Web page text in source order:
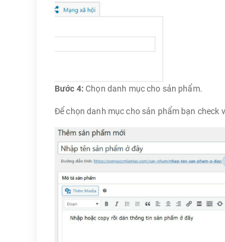
Bước 4:Chọn danh mục cho sản phẩm.
Để chọn danh mục cho sản phẩm bạn check